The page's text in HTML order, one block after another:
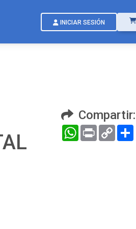
INICIAR SESIÓN
Compartir:
WhatsApp
Print Copy
Link